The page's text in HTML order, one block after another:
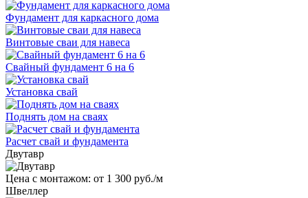
Фундамент для каркасного дома
Винтовые сваи для навеса
Свайный фундамент 6 на 6
Установка свай
Поднять дом на сваях
Расчет свай и фундамента
Двутавр
Цена с монтажом: от 1 300 руб./м
Швеллер